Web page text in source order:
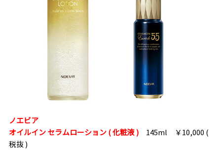
ノエビア
オイルイン セラムローション ( 化粧液 )145ml ￥10,000 (
税抜 )